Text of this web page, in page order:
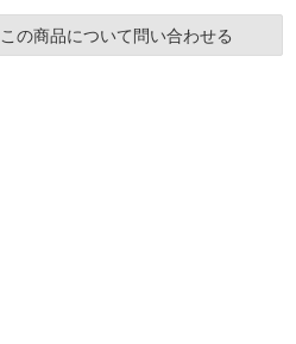
この商品について問い合わせる